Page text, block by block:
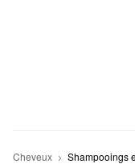
Cheveux Shampooings